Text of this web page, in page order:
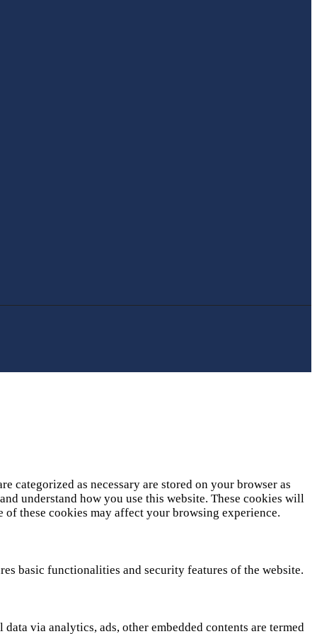
categorized as necessary are stored on your browser as
understand how you use this website. These cookies will
these cookies may affect your browsing experience.
basic functionalities and security features of the website.
via analytics, ads, other embedded contents are termed